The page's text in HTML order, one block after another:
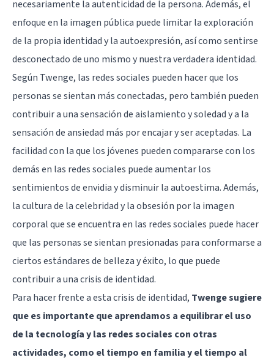
necesariamente la autenticidad de la persona. Además, el
enfoque en la imagen pública puede limitar la exploración
de la propia identidad y la autoexpresión, así como sentirse
desconectado de uno mismo y nuestra verdadera identidad.
Según Twenge, las redes sociales pueden hacer que los
personas se sientan más conectadas, pero también pueden
contribuir a una sensación de aislamiento y soledad y a la
sensación de ansiedad más por encajar y ser aceptadas. La
facilidad con la que los jóvenes pueden compararse con los
demás en las redes sociales puede aumentar los
sentimientos de envidia y disminuir la autoestima. Además,
la cultura de la celebridad y la obsesión por la imagen
corporal que se encuentra en las redes sociales puede hacer
que las personas se sientan presionadas para conformarse a
ciertos estándares de belleza y éxito, lo que puede
contribuir a una crisis de identidad.
Para hacer frente a esta crisis de identidad, Twenge sugiere
que es importante que aprendamos a equilibrar el uso
de la tecnología y las redes sociales con otras
actividades, como el tiempo en familia y el tiempo al